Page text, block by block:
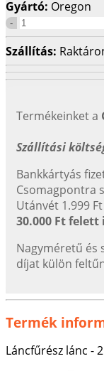
Gyártó: Oregon
Szállítás:
Termékeinket a
Szállítási
Bankkártyás
Csomagpontra
Utánvét 1.999 Ft
30.000 Ft felett
Nagyméretű és
díjat külön
Termék
Láncfűrész lánc -